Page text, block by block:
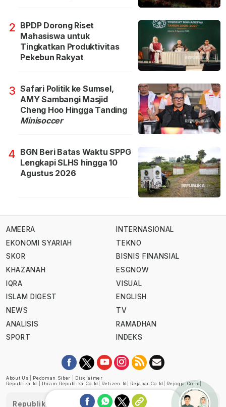
2 BPDP Dorong Riset
Mahasiswa untuk
Tingkatkan Produktivitas
Pekebun Rakyat
3 Safari Politik ke Sumsel,
AMY Sambangi Masjid
Cheng Hoo Hingga Tanding
Minisoccer
4 BGN Beri Batas Waktu SPPG
Lengkapi SLHS hingga 10
Agustus 2026
AMEERA
EKONOMI SYARIAH
SKOR
KHAZANAH
IQRA
ISLAM DIGEST
NEWS
ANALISIS
SPORT
INTERNASIONAL
TEKNO
BISNIS FINANSIAL
ESGNOW
VISUAL
ENGLISH
TV
RAMADHAN
INDEKS
About Us Pedoman Siber
Disclaimer
Republika.id
Ihram.republika.co.id Retizen.id Rejabar.co.id Rejogja.co.id
Republika telah diverifikasi oleh Dewan Pers